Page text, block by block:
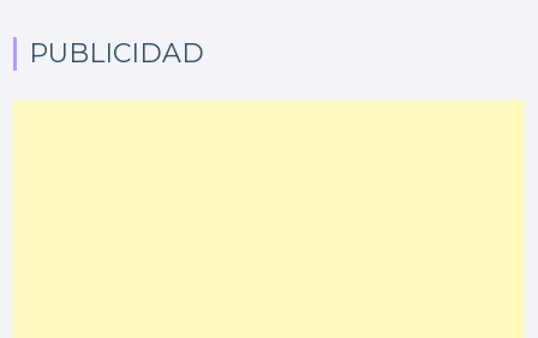
PUBLICIDAD